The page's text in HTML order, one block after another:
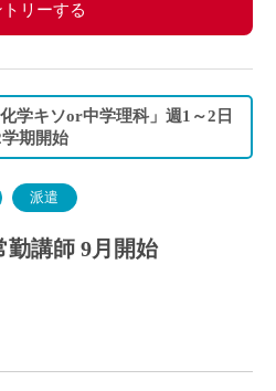
トリーする
学キソor中学理科」週1～2日
期開始
派遣
勤講師 9月開始